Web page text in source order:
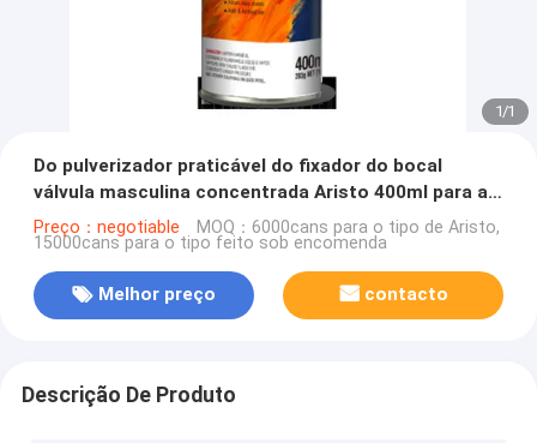
1/1
Do pulverizador praticável do fixador do bocal
válvula masculina concentrada Aristo 400ml para a
lona
Preço：negotiable MOQ：6000cans para o tipo de Aristo,
15000cans para o tipo feito sob encomenda
Melhor preço contacto
Descrição De Produto